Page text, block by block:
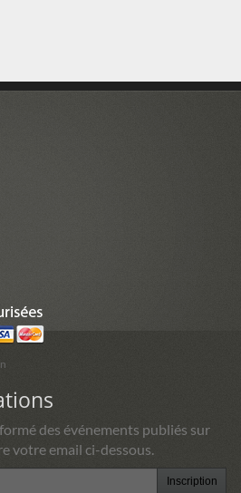
des événements publiés sur
votre email ci-dessous.
Inscription